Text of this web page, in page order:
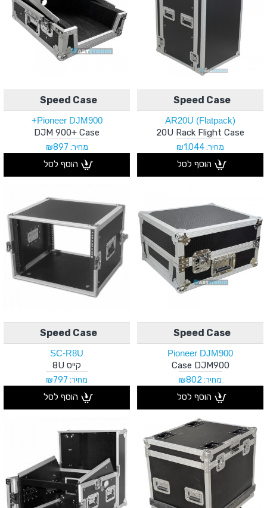
Speed Case
AR20U (Flatpack)
20U Rack Flight Case
מחיר: ₪1,044
הוסף לסל
Speed Case
Pioneer DJM900+
DJM 900+ Case
מחיר: ₪897
הוסף לסל
Speed Case
Pioneer DJM900
Case DJM900
מחיר: ₪802
הוסף לסל
Speed Case
SC-R8U
קייס 8U
מחיר: ₪797
הוסף לסל